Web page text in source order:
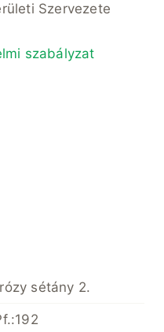
Szervezete
szabályzat
sétány 2.